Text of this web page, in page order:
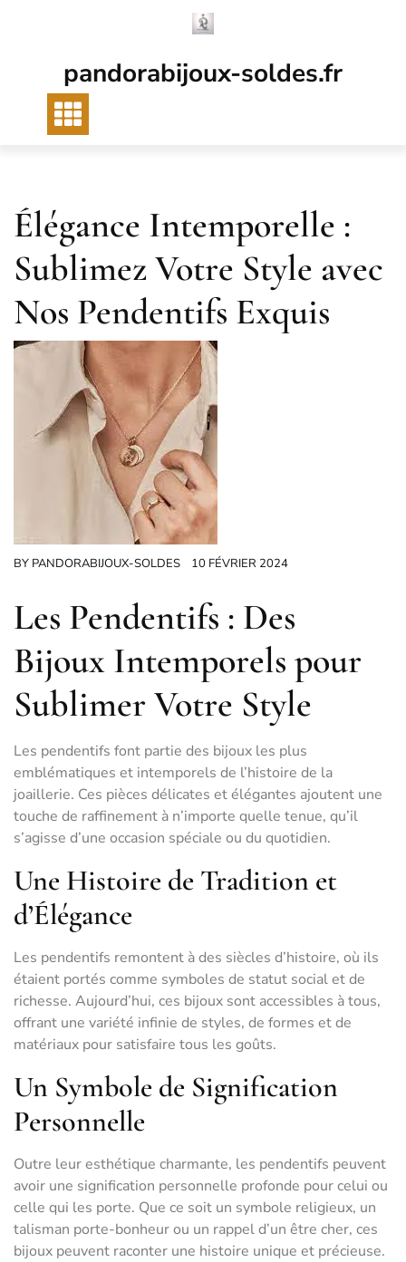
pandorabijoux-soldes.fr
Élégance Intemporelle :
Sublimez Votre Style avec
Nos Pendentifs Exquis
BY PANDORABIJOUX-SOLDES 10 FÉVRIER 2024
Les Pendentifs : Des
Bijoux Intemporels pour
Sublimer Votre Style
Les pendentifs font partie des bijoux les plus
emblématiques et intemporels de l’histoire de la
joaillerie. Ces pièces délicates et élégantes ajoutent une
touche de raffinement à n’importe quelle tenue, qu’il
s’agisse d’une occasion spéciale ou du quotidien.
Une Histoire de Tradition et
d’Élégance
Les pendentifs remontent à des siècles d’histoire, où ils
étaient portés comme symboles de statut social et de
richesse. Aujourd’hui, ces bijoux sont accessibles à tous,
offrant une variété infinie de styles, de formes et de
matériaux pour satisfaire tous les goûts.
Un Symbole de Signification
Personnelle
Outre leur esthétique charmante, les pendentifs peuvent
avoir une signification personnelle profonde pour celui ou
celle qui les porte. Que ce soit un symbole religieux, un
talisman porte-bonheur ou un rappel d’un être cher, ces
bijoux peuvent raconter une histoire unique et précieuse.